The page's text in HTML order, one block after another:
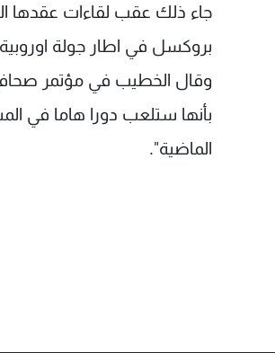
جاء ذلك عقب لقاءات عقدها
بروكسل في اطار جولة
وقال الخطيب في مؤتمر صحافي
الماضية".